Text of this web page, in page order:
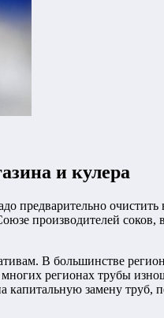
и кулера
предварительно
производителей
В большинстве
регионах трубы
замену